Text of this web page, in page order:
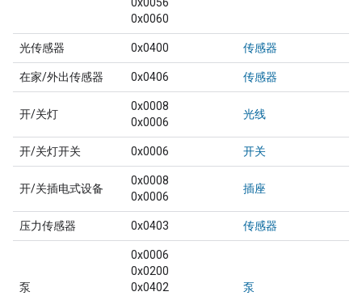
0x0060
光传感器 0x0400 传感器
在家/外出传感器 0x0406 传感器
开/关灯
0x0008
0x0006
光线
开/关灯开关 0x0006 开关
开/关插电式设备
0x0008
0x0006
插座
压力传感器 0x0403 传感器
泵
0x0006
0x0200
0x0402
泵